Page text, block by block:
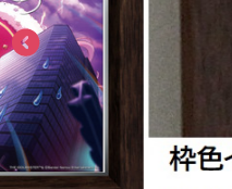
鉄拳
太鼓の達人
ACE COMBAT
パックマン